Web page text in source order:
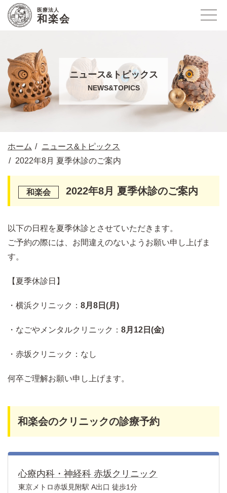
医療法人
和楽会
ニュース&トピックス
NEWS&TOPICS
ホーム
ニュース&トピックス
2022年8月 夏季休診のご案内
2022年8月 夏季休診のご案内
以下の日程を夏季休診とさせていただきます。
ご予約の際には、お間違えのないようお願い申し上げま
す。
【夏季休診日】
・横浜クリニック： 8月8日(月)
・なごやメンタルクリニック： 8月12日(金)
・赤坂クリニック：なし
何卒ご理解お願い申し上げます。
和楽会のクリニックの診療予約
心療内科・神経科 赤坂クリニック
東京メトロ赤坂見附駅 A出口 徒歩1分